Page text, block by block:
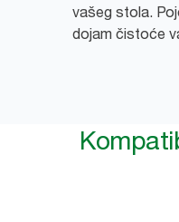
vašeg stola.
dojam čistoće